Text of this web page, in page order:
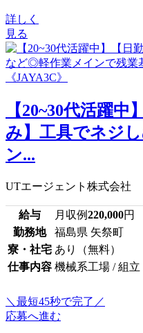
詳しく
見る
【20~30代活躍
み】工具でネジ
ン...
UTエージェント株式会社
給与 月収例220,000円
勤務地
福島県 矢祭町
寮・社宅 あり（無料）
仕事内容 機械系工場 / 組
＼最短45秒で完了／
応募へ進む